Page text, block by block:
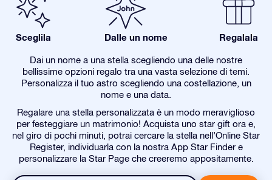
Sceglila Dalle un nome Regalala
Dai un nome a una stella scegliendo una delle nostre
bellissime opzioni regalo tra una vasta selezione di temi.
Personalizza il tuo astro scegliendo una costellazione, un
nome e una data.
Regalare una stella personalizzata è un modo meraviglioso
per festeggiare un matrimonio! Acquista uno star gift ora e,
nel giro di pochi minuti, potrai cercare la stella nell’Online Star
Register, individuarla con la nostra App Star Finder e
personalizzare la Star Page che creeremo appositamente.